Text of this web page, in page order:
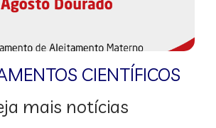
CIENTÍFICOS
mais notícias